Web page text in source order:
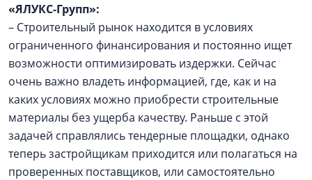
«ЯЛУКС-Групп»:
– Строительный рынок находится в условиях
ограниченного финансирования и постоянно ищет
возможности оптимизировать издержки. Сейчас
очень важно владеть информацией, где, как и на
каких условиях можно приобрести строительные
материалы без ущерба качеству. Раньше с этой
задачей справлялись тендерные площадки, однако
теперь застройщикам приходится или полагаться на
проверенных поставщиков, или самостоятельно